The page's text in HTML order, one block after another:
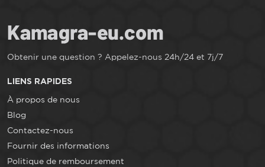
Obtenir une question ? Appelez-nous 24h/24 et 7j/7
LIENS RAPIDES
À propos de nous
Blog
Contactez-nous
Fournir des informations
Politique de remboursement